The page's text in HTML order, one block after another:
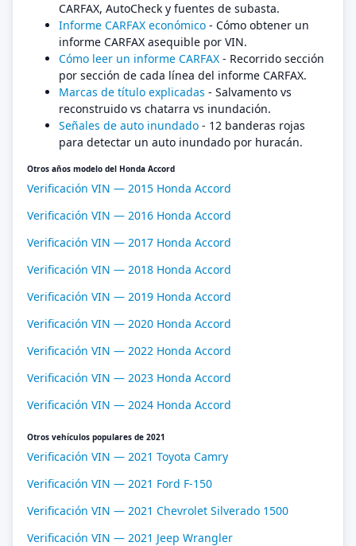
CARFAX, AutoCheck y fuentes de subasta.
Informe CARFAX económico - Cómo obtener un
informe CARFAX asequible por VIN.
Cómo leer un informe CARFAX - Recorrido sección
por sección de cada línea del informe CARFAX.
Marcas de título explicadas - Salvamento vs
reconstruido vs chatarra vs inundación.
Señales de auto inundado - 12 banderas rojas
para detectar un auto inundado por huracán.
Otros años modelo del Honda Accord
Verificación VIN — 2015 Honda Accord
Verificación VIN — 2016 Honda Accord
Verificación VIN — 2017 Honda Accord
Verificación VIN — 2018 Honda Accord
Verificación VIN — 2019 Honda Accord
Verificación VIN — 2020 Honda Accord
Verificación VIN — 2022 Honda Accord
Verificación VIN — 2023 Honda Accord
Verificación VIN — 2024 Honda Accord
Otros vehículos populares de 2021
Verificación VIN — 2021 Toyota Camry
Verificación VIN — 2021 Ford F-150
Verificación VIN — 2021 Chevrolet Silverado 1500
Verificación VIN — 2021 Jeep Wrangler